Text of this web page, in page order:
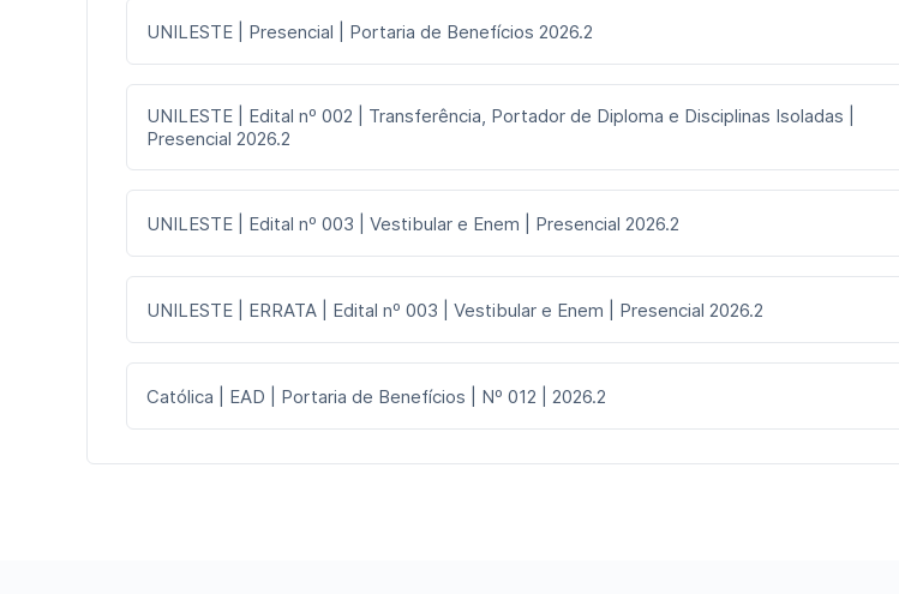
UNILESTE | Presencial | Portaria de Benefícios 2026.2
UNILESTE | Edital nº 002 | Transferência, Portador de Diploma e Disciplinas Isoladas |
Presencial 2026.2
UNILESTE | Edital nº 003 | Vestibular e Enem | Presencial 2026.2
UNILESTE | ERRATA | Edital nº 003 | Vestibular e Enem | Presencial 2026.2
Católica | EAD | Portaria de Benefícios | Nº 012 | 2026.2